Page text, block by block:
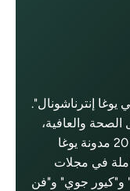
إنترناشونال".
والعافية،
وقد حازت على لقب واحدة من أفضل 20 مدونة يوغا
في مجلات
و"كيور جوي" و"فن